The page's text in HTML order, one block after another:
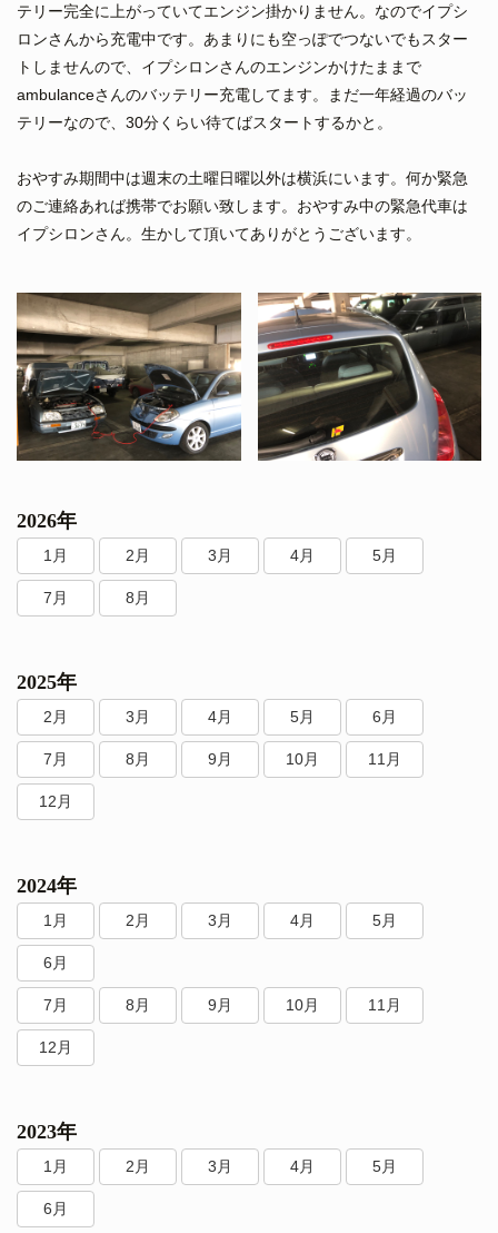
テリー完全に上がっていてエンジン掛かりません。なのでイプシ
ロンさんから充電中です。あまりにも空っぽでつないでもスター
トしませんので、イプシロンさんのエンジンかけたままで
ambulanceさんのバッテリー充電してます。まだ一年経過のバッ
テリーなので、30分くらい待てばスタートするかと。
おやすみ期間中は週末の土曜日曜以外は横浜にいます。何か緊急
のご連絡あれば携帯でお願い致します。おやすみ中の緊急代車は
イプシロンさん。生かして頂いてありがとうございます。
2026年
1月 2月 3月 4月 5月
7月 8月
2025年
2月 3月 4月 5月 6月
7月 8月 9月 10月 11月
12月
2024年
1月 2月 3月 4月 5月
6月
7月 8月 9月 10月 11月
12月
2023年
1月 2月 3月 4月 5月
6月